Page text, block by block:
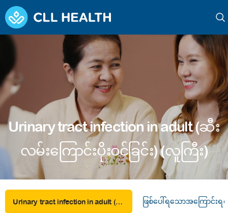
Urinary tract infection in adult (ဆီး
လမ်းကြောင်းပိုးဝင်ခြင်း) (လူကြီး)
Urinary tract infection in adult (ဆီးလမ်းကြောင်းပိုးဝင်ခြင်း) (လူကြီး) ဖြစ်ပေါ်ရသောအကြောင်းရင်